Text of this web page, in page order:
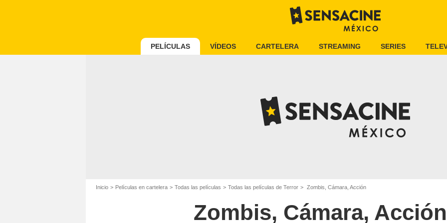
PELÍCULAS VÍDEOS CARTELERA STREAMING SERIES
Inicio Películas en cartelera Todas las películas Todas las películas de Terror Zombis, Cámara, Acción
Zombis, Cámara, Acción